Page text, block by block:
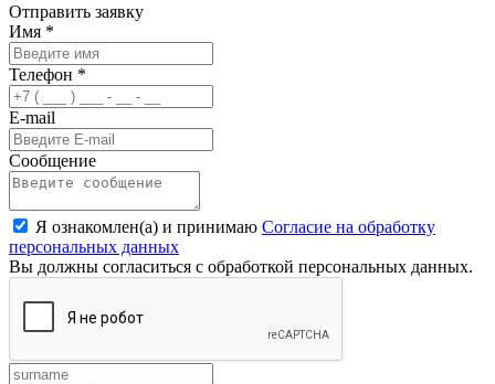
Отправить заявку
Имя *
Телефон *
E-mail
Сообщение
Я ознакомлен(а) и принимаю Согласие на обработку
персональных данных
Вы должны согласиться с обработкой персональных данных.